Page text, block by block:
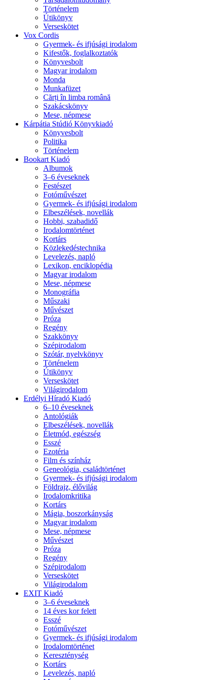
Történelem
Útikönyv
Verseskötet
Vox Cordis
Gyermek- és ifjúsági irodalom
Kifestők, foglalkoztatók
Könyvesbolt
Magyar irodalom
Monda
Munkafüzet
Cărți în limba română
Szakácskönyv
Mese, népmese
Kárpátia Stúdió Könyvkiadó
Könyvesbolt
Politika
Történelem
Bookart Kiadó
Albumok
3–6 éveseknek
Festészet
Fotóművészet
Gyermek- és ifjúsági irodalom
Elbeszélések, novellák
Hobbi, szabadidő
Irodalomtörténet
Kortárs
Közlekedéstechnika
Levelezés, napló
Lexikon, enciklopédia
Magyar irodalom
Mese, népmese
Monográfia
Műszaki
Művészet
Próza
Regény
Szakkönyv
Szépirodalom
Szótár, nyelvkönyv
Történelem
Útikönyv
Verseskötet
Világirodalom
Erdélyi Híradó Kiadó
6–10 éveseknek
Antológiák
Elbeszélések, novellák
Életmód, egészség
Esszé
Ezotéria
Film és színház
Geneológia, családtörténet
Gyermek- és ifjúsági irodalom
Földrajz, élővilág
Irodalomkritika
Kortárs
Mágia, boszorkányság
Magyar irodalom
Mese, népmese
Művészet
Próza
Regény
Szépirodalom
Verseskötet
Világirodalom
EXIT Kiadó
3–6 éveseknek
14 éves kor felett
Esszé
Fotóművészet
Gyermek- és ifjúsági irodalom
Irodalomtörténet
Kereszténység
Kortárs
Levelezés, napló